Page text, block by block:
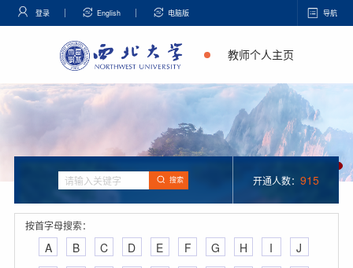
登录 English 电脑版 导航
教师个人主页
搜索 开通人数： 915
按首字母搜索：
A B C D E F G H I
J